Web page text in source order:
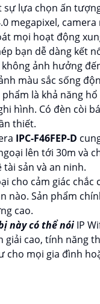
sự lựa chọn ấn
megapixel,
mọi hoạt động
bạn dễ dàng kết
ảnh hưởng
màu sắc sống
là khả năng
hình. Có đèn còi
thiết.
IPC-F46FEP-D
lên tới 30m và
sản và an ninh.
cho cảm giác
nào. Sản phẩm
cao.
này có thể nói IP
giải cao, tính năng
cho mọi gia đình